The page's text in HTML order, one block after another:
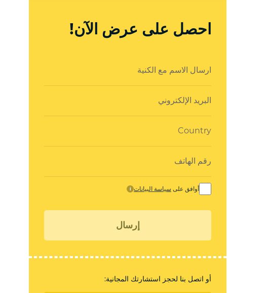
احصل على عرض الآن!
أوافق على سياسة البيانات i
إرسال
أو اتصل بنا لحجز استشارتك المجانية: